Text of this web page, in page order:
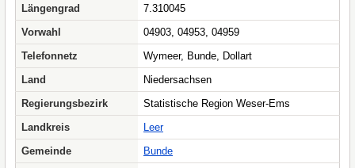
Längengrad
7.310045
Vorwahl
04903, 04953, 04959
Telefonnetz
Wymeer, Bunde, Dollart
Land
Niedersachsen
Regierungsbezirk
Statistische Region Weser-Ems
Landkreis
Leer
Gemeinde
Bunde